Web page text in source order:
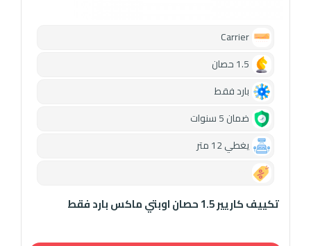
بارد فقط
ضمان 5 سنوات
يغطي 12 متر
تكييف كاريير 1.5 حصان اوبتي ماكس بارد فقط